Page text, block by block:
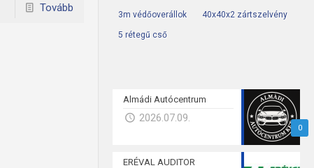
Tovább
3m védőoverállok 40x40x2 zártszelvény
5 rétegű cső
0
Almádi Autócentrum
2026.07.09.
ERÉVAL AUDITOR